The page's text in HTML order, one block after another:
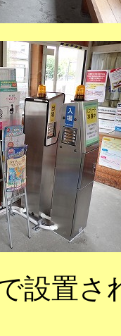
設置さ